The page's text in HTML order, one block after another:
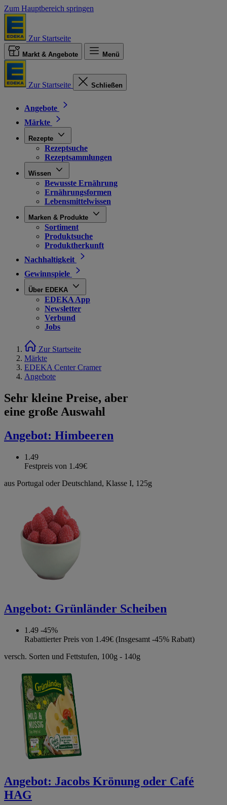
Zum Hauptbereich springen
Zur Startseite
Markt & Angebote Menü
Zur Startseite Schließen
Angebote
Märkte
Rezepte
Rezeptsuche
Rezeptsammlungen
Wissen
Bewusste Ernährung
Ernährungsformen
Lebensmittelwissen
Marken & Produkte
Sortiment
Produktsuche
Produktherkunft
Nachhaltigkeit
Gewinnspiele
Über EDEKA
EDEKA App
Newsletter
Verbund
Jobs
Zur Startseite
Märkte
EDEKA Center Cramer
Angebote
Sehr kleine Preise, aber
eine große Auswahl
Angebot: Himbeeren
1.49
Festpreis von 1.49€
aus Portugal oder Deutschland, Klasse I, 125g
Angebot: Grünländer Scheiben
1.49 -45%
Rabattierter Preis von 1.49€ (Insgesamt -45% Rabatt)
versch. Sorten und Fettstufen, 100g - 140g
Angebot: Jacobs Krönung oder Café
HAG